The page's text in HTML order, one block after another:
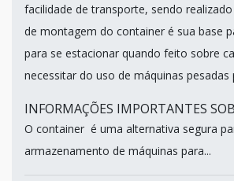
facilidade de transporte, sendo
de montagem do container é sua base
para se estacionar quando feito sobre
necessitar do uso de máquinas pesadas
INFORMAÇÕES IMPORTANTES
O container é uma alternativa segura
armazenamento de máquinas para...